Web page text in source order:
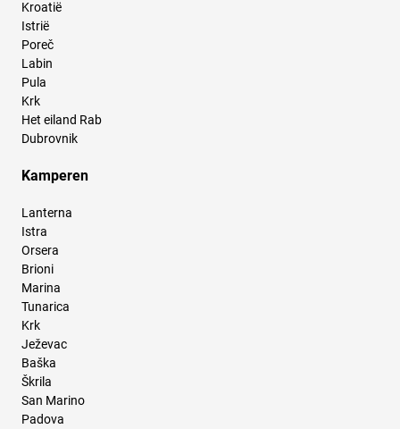
Kroatië
Istrië
Poreč
Labin
Pula
Krk
Het eiland Rab
Dubrovnik
Kamperen
Lanterna
Istra
Orsera
Brioni
Marina
Tunarica
Krk
Ježevac
Baška
Škrila
San Marino
Padova